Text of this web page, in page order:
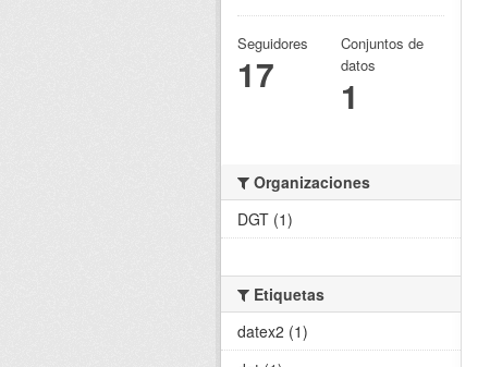
Seguidores
17
Conjuntos de
datos
1
Organizaciones
DGT (1)
Etiquetas
datex2 (1)